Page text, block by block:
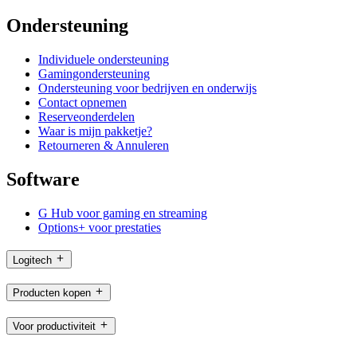
Ondersteuning
Individuele ondersteuning
Gamingondersteuning
Ondersteuning voor bedrijven en onderwijs
Contact opnemen
Reserveonderdelen
Waar is mijn pakketje?
Retourneren & Annuleren
Software
G Hub voor gaming en streaming
Options+ voor prestaties
Logitech
Producten kopen
Voor productiviteit